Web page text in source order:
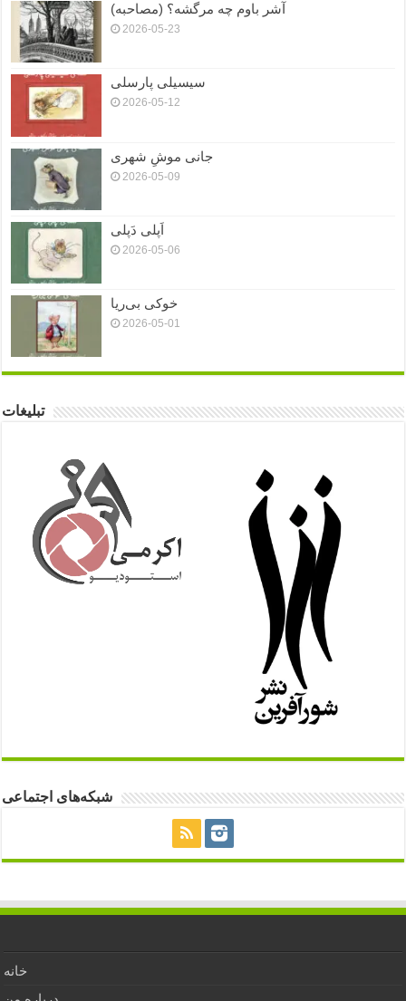
آشر باوم چه مرگشه؟ (مصاحبه)
2026-05-23
سیسیلی پارسلی
2026-05-12
جانی موشِ شهری
2026-05-09
اَپلی دَپلی
2026-05-06
خوکی بی‌ریا
2026-05-01
تبلیغات
شبکه‌های اجتماعی
خانه